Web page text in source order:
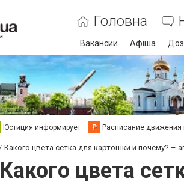
Головна
Вакансии Афіша
Юстиция информирует Р Расписание движения
Какого цвета сетка для картошки и почему? –
Какого цвета